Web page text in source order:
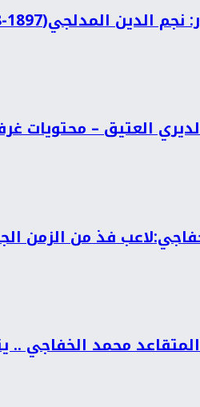
المدلجي(1897-1968)
العتيق – محتويات
فذ من الزمن
محمد الخفاجي